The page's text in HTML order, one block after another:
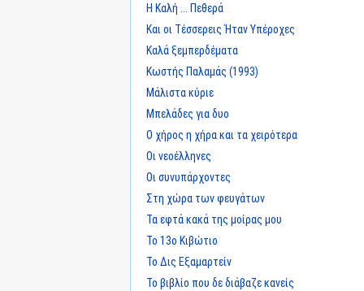
Η Καλή ... Πεθερά
Και οι Τέσσερεις Ήταν Υπέροχες
Καλά ξεμπερδέματα
Κωστής Παλαμάς (1993)
Μάλιστα κύριε
Μπελάδες για δυο
Ο χήρος η χήρα και τα χειρότερα
Οι νεοέλληνες
Οι συνυπάρχοντες
Στη χώρα των φευγάτων
Τα εφτά κακά της μοίρας μου
Το 13ο Κιβώτιο
Το Δις Εξαμαρτείν
Το βιβλίο που δε διάβαζε κανείς